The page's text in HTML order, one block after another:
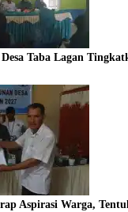
Taba Lagan
Aspirasi Warga,